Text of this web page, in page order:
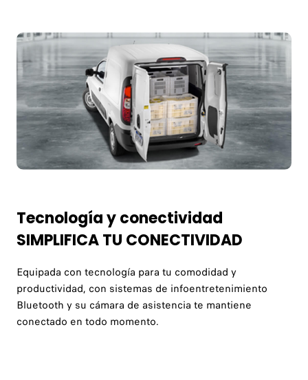
Tecnología y conectividad
SIMPLIFICA TU CONECTIVIDAD
Equipada con tecnología para tu comodidad y
productividad, con sistemas de infoentretenimiento
Bluetooth y su cámara de asistencia te mantiene
conectado en todo momento.